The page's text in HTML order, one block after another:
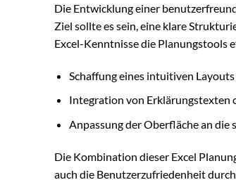
Die Entwicklung einer
Ziel sollte es sein, eine klare
Excel-Kenntnisse die Planungstools
Schaffung eines intuitiven
Integration von Erklärungstexten
Anpassung der Oberfläche an
Die Kombination dieser Excel
auch die Benutzerzufriedenheit